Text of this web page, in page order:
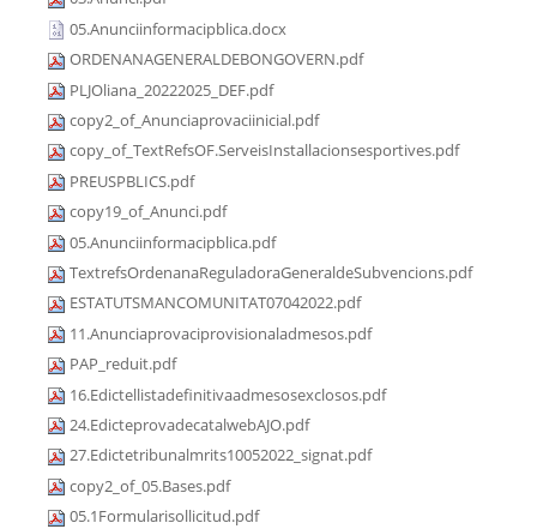
05.Anunciinformacipblica.docx
ORDENANAGENERALDEBONGOVERN.pdf
PLJOliana_20222025_DEF.pdf
copy2_of_Anunciaprovaciinicial.pdf
copy_of_TextRefsOF.ServeisInstallacionsesportives.pdf
PREUSPBLICS.pdf
copy19_of_Anunci.pdf
05.Anunciinformacipblica.pdf
TextrefsOrdenanaReguladoraGeneraldeSubvencions.pdf
ESTATUTSMANCOMUNITAT07042022.pdf
11.Anunciaprovaciprovisionaladmesos.pdf
PAP_reduit.pdf
16.Edictellistadefinitivaadmesosexclosos.pdf
24.EdicteprovadecatalwebAJO.pdf
27.Edictetribunalmrits10052022_signat.pdf
copy2_of_05.Bases.pdf
05.1Formularisollicitud.pdf